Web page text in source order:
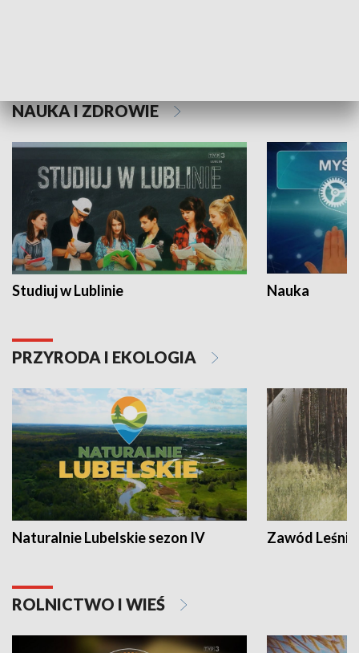
NAUKA I ZDROWIE
Studiuj w Lublinie Nauka
PRZYRODA I EKOLOGIA
Naturalnie Lubelskie sezon IV Zawód Leśnik
ROLNICTWO I WIEŚ